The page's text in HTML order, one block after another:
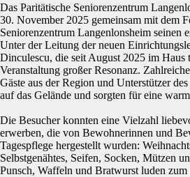
Das Paritätische Seniorenzentrum
30. November 2025 gemeinsam mit dem
Seniorenzentrum Langenlonsheim seinen
Unter der Leitung der neuen
Dinculescu, die seit August 2025 im Haus
Veranstaltung großer Resonanz.
Gäste aus der Region und Unterstützer
auf das Gelände und sorgten für eine
Die Besucher konnten eine Vielzahl
erwerben, die von Bewohnerinnen und
Tagespflege hergestellt wurden:
Selbstgenähtes, Seifen, Socken, Mützen
Punsch, Waffeln und Bratwurst luden